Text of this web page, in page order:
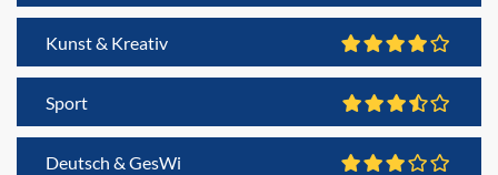
Kunst & Kreativ
Sport
Deutsch & GesWi